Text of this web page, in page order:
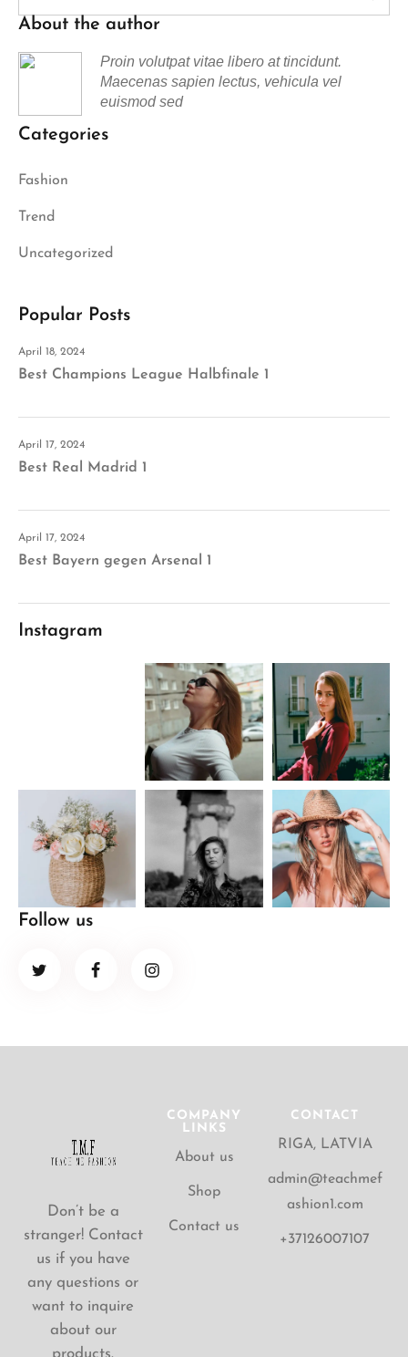
About the author
Proin volutpat vitae libero at tincidunt.
Maecenas sapien lectus, vehicula vel
euismod sed
Categories
Fashion
Trend
Uncategorized
Popular Posts
April 18, 2024
Best Champions League Halbfinale 1
April 17, 2024
Best Real Madrid 1
April 17, 2024
Best Bayern gegen Arsenal 1
Instagram
Follow us
Don’t be a
stranger! Contact
us if you have
any questions or
want to inquire
about our
COMPANY
LINKS
About us
Shop
Contact us
CONTACT
RIGA, LATVIA
admin@teachmef
ashion1.com
+37126007107